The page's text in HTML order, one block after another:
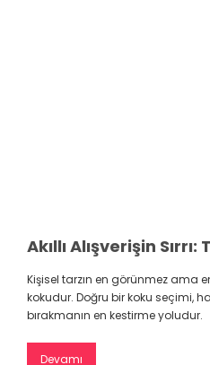
Kişisel tarzın en görünmez ama
kokudur. Doğru bir koku seçimi,
bırakmanın en kestirme yoludur.
Devamı